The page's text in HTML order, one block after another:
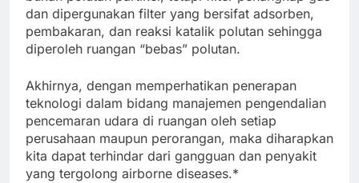
dan dipergunakan filter yang bersifat adsorben,
pembakaran, dan reaksi katalik polutan sehingga
diperoleh ruangan “bebas” polutan.
Akhirnya, dengan memperhatikan penerapan
teknologi dalam bidang manajemen pengendalian
pencemaran udara di ruangan oleh setiap
perusahaan maupun perorangan, maka diharapkan
kita dapat terhindar dari gangguan dan penyakit
yang tergolong airborne diseases.*